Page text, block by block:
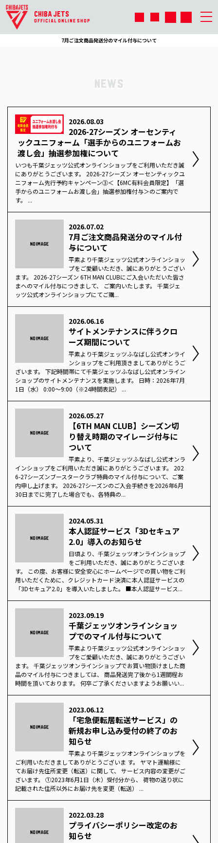
CHIBA JETS
OFFICIAL ONLINE SHOP
7月ご注文商品発送分のマイル付与について
NEWS
2026.08.03
2026-27シーズン オーセンティ
ックユニフォーム「選手からのユニフォームお
渡し会」抽選参加権について
いつも千葉ジェッツ公式オンラインショップをご利用いただき誠
にありがとうございます。 2026-27シーズン オーセンティックユ
ニフォーム先行予約キャンペーン③＜【6MC有料会員限定】「選
手からのユニフォームお渡し会」抽選参加権付与＞のご案内で
す。 ...
2026.07.02
7月ご注文商品発送分のマイル付
与について
平素より千葉ジェッツ公式オンラインショッ
プをご愛顧いただき、誠にありがとうござい
ます。 2026-27シーズン 6TH MAN CLUBにご入会いただいた皆さ
まへのマイル付与につきまして、 ご案内いたします。 千葉ジェ
ッツ公式オンラインショップにてご購...
2026.06.16
サイトメンテナンスに伴うクロ
ーズ期間について
平素より千葉ジェッツふなばし公式オンライ
ンショップをご利用頂きましてありがとうご
ざいます。 下記時間帯にて千葉ジェッツふなばし公式オンライン
ショップのサイトメンテナンスを実施します。 日時：2026年7月
1日（水） 0:00～9:00（※24時間表記） ...
2026.05.27
【6TH MAN CLUB】シーズン切
り替え時期のマイレージ付与に
ついて
平素より、千葉ジェッツふなばし公式オンラ
インショップをご利用いただき誠にありがとうございます。 202
6-27シーズンブースタークラブ特典のマイル付与について、ご案
内申し上げます。 2026-27シーズンのご入会手続きを2026年6月
30日までに完了した場合でも、各特典の...
2024.05.31
本人認証サービス「3Dセキュア
2.0」導入のお知らせ
日頃より、千葉ジェッツオンラインショップ
をご利用いただき、誠にありがとうございま
す。 この度、お客様に安全安心にホームページでの買い物をご利
用いただくために、クレジットカード決済に本人認証サービスの
「3Dセキュア2.0」を導入いたしました。 ■本人認証サービス...
2023.09.19
千葉ジェッツオンラインショッ
プでのマイル付与について
平素より千葉ジェッツ公式オンラインショッ
プをご愛顧いただき、誠にありがとうござい
ます。 千葉ジェッツオンラインショップでお買い物頂けました商
品のマイル付与につきましては、 商品発送完了後から1週間程お
時間を頂いております。 何卒ご了承くださいますようお願いい...
2023.06.12
「宅急便転居転送サービス」の
新規お申し込み受付の終了のお
知らせ
平素より千葉ジェッツオンラインショップを
ご利用いただきましてありがとうございま す。 ヤマト運輸様に
てお届け先住所変更（転送）に関して、 サービス内容の変更がご
ざいます。 ①2023年6月1日（木）受付分から、 荷物の送り状に
記載された住所以外にお届け先を変更（転送） ...
2022.03.28
プライバシーポリシー改定のお
知らせ